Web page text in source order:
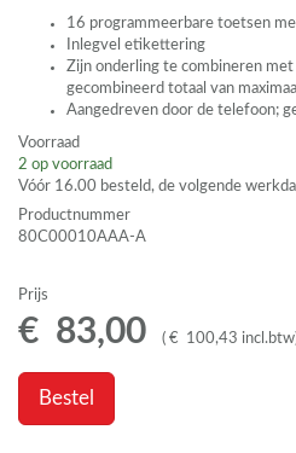
16 programmeerbare toetsen
Inlegvel etikettering
Zijn onderling te combineren
gecombineerd totaal van
Aangedreven door de telefoon;
Voorraad
2 op voorraad
Vóór 16.00 besteld, de volgende
Productnummer
80C00010AAA-A
Prijs
€ 83,00 ( € 100,43 incl.btw
Bestel